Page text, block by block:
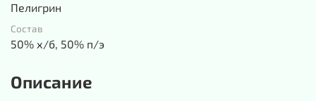
Пелигрин
Состав
50% х/б, 50% п/э
Описание